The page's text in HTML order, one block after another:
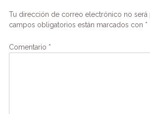
Tu dirección de correo electrónico no será
campos obligatorios están marcados con *
Comentario *